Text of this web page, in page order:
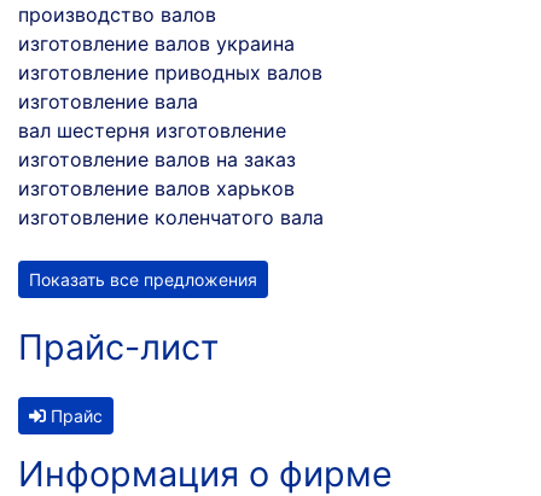
производство валов
изготовление валов украина
изготовление приводных валов
изготовление вала
вал шестерня изготовление
изготовление валов на заказ
изготовление валов харьков
изготовление коленчатого вала
Показать все предложения
Прайс-лист
Прайс
Информация о фирме